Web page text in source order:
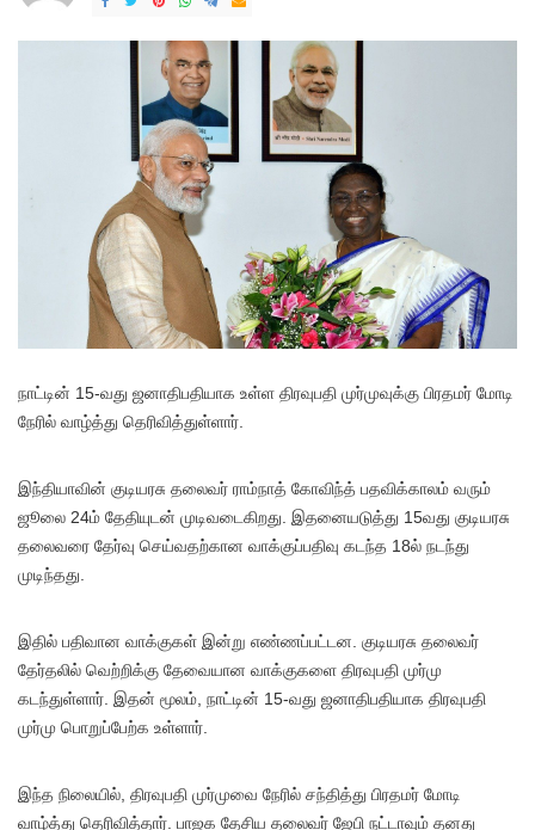
நாட்டின் 15-வது ஜனாதிபதியாக உள்ள திரவுபதி முர்முவுக்கு பிரதமர் மோடி
நேரில் வாழ்த்து தெரிவித்துள்ளார்.
இந்தியாவின் குடியரசு தலைவர் ராம்நாத் கோவிந்த் பதவிக்காலம் வரும்
ஜூலை 24ம் தேதியுடன் முடிவடைகிறது. இதனையடுத்து 15வது குடியரசு
தலைவரை தேர்வு செய்வதற்கான வாக்குப்பதிவு கடந்த 18ல் நடந்து
முடிந்தது.
இதில் பதிவான வாக்குகள் இன்று எண்ணப்பட்டன. குடியரசு தலைவர்
தேர்தலில் வெற்றிக்கு தேவையான வாக்குகளை திரவுபதி முர்மு
கடந்துள்ளார். இதன் மூலம், நாட்டின் 15-வது ஜனாதிபதியாக திரவுபதி
முர்மு பொறுப்பேற்க உள்ளார்.
இந்த நிலையில், திரவுபதி முர்முவை நேரில் சந்தித்து பிரதமர் மோடி
வாழ்த்து தெரிவித்தார். பாஜக தேசிய தலைவர் ஜேபி நட்டாவும் தனது